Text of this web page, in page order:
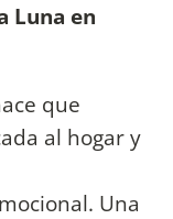
Luna en
que
al hogar y
Una